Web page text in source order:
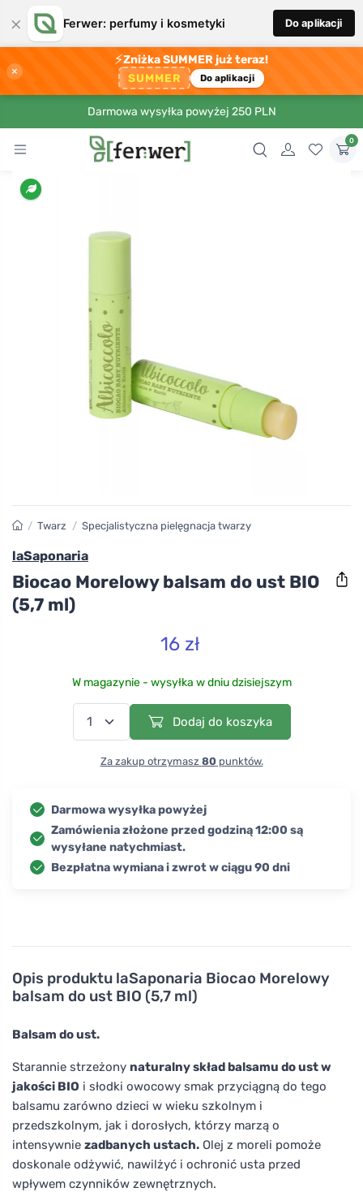
× Ferwer: perfumy i kosmetyki Do aplikacji
×
⚡Zniżka SUMMER już teraz!
SUMMER Do aplikacji
Darmowa wysyłka powyżej 250 PLN
0
Opis produktu laSaponaria Biocao Morelowy
balsam do ust BIO (5,7 ml)
Balsam do ust.
Starannie strzeżony naturalny skład balsamu do ust w
jakości BIO i słodki owocowy smak przyciągną do tego
balsamu zarówno dzieci w wieku szkolnym i
przedszkolnym, jak i dorosłych, którzy marzą o
intensywnie zadbanych ustach. Olej z moreli pomoże
doskonale odżywić, nawilżyć i ochronić usta przed
wpływem czynników zewnętrznych.
/ Twarz / Specjalistyczna pielęgnacja twarzy
laSaponaria
Biocao Morelowy balsam do ust BIO
(5,7 ml)
16 zł
W magazynie - wysyłka w dniu dzisiejszym
Dodaj do koszyka
Za zakup otrzymasz 80punktów.
Darmowa wysyłka powyżej
Zamówienia złożone przed godziną 12:00 są
wysyłane natychmiast.
Bezpłatna wymiana i zwrot w ciągu 90 dni